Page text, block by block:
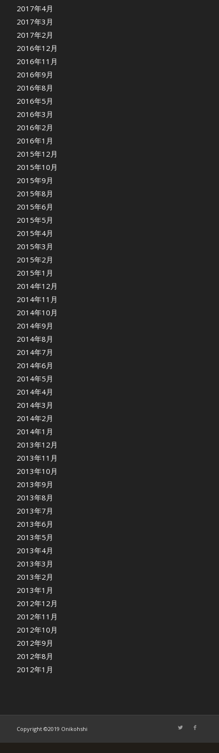
2017年4月
2017年3月
2017年2月
2016年12月
2016年11月
2016年9月
2016年8月
2016年5月
2016年3月
2016年2月
2016年1月
2015年12月
2015年10月
2015年9月
2015年8月
2015年6月
2015年5月
2015年4月
2015年3月
2015年2月
2015年1月
2014年12月
2014年11月
2014年10月
2014年9月
2014年8月
2014年7月
2014年6月
2014年5月
2014年4月
2014年3月
2014年2月
2014年1月
2013年12月
2013年11月
2013年10月
2013年9月
2013年8月
2013年7月
2013年6月
2013年5月
2013年4月
2013年3月
2013年2月
2013年1月
2012年12月
2012年11月
2012年10月
2012年9月
2012年8月
2012年1月
Copyright ©2019 Onikohshi